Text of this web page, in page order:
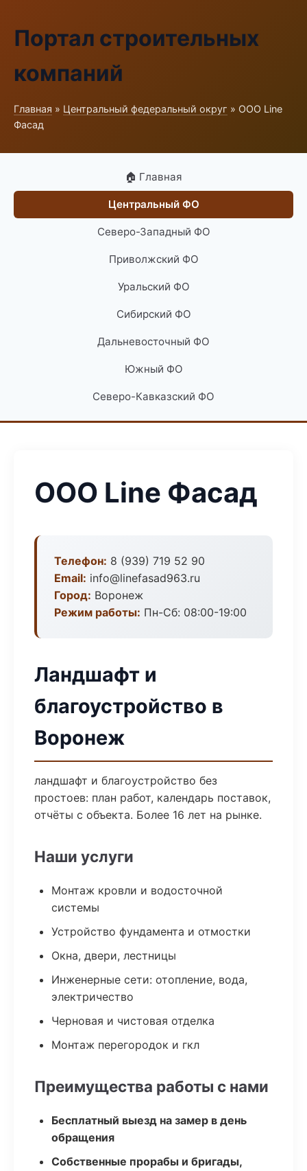
Портал строительных
компаний
Главная » Центральный федеральный округ » ООО Line
Фасад
🏠 Главная
Центральный ФО
Северо-Западный ФО
Приволжский ФО
Уральский ФО
Сибирский ФО
Дальневосточный ФО
Южный ФО
Северо-Кавказский ФО
ООО Line Фасад
Телефон: 8 (939) 719 52 90
Email: info@linefasad963.ru
Город: Воронеж
Режим работы: Пн-Сб: 08:00-19:00
Ландшафт и
благоустройство в
Воронеж
ландшафт и благоустройство без
простоев: план работ, календарь поставок,
отчёты с объекта. Более 16 лет на рынке.
Наши услуги
Монтаж кровли и водосточной
системы
Устройство фундамента и отмостки
Окна, двери, лестницы
Инженерные сети: отопление, вода,
электричество
Черновая и чистовая отделка
Монтаж перегородок и гкл
Преимущества работы с нами
Бесплатный выезд на замер в день
обращения
Собственные прорабы и бригады,